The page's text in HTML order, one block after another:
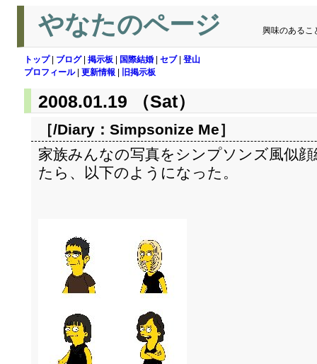
やなたのページ 興味のあるこ
トップ| ブログ| 掲示板 国際結婚 セブ| 登山
プロフィール| 更新情報 旧掲示板
2008.01.19 （Sat）
［/Diary： Simpsonize Me］
家族みんなの写真をシンプソンズ風似
たら、以下のようになった。